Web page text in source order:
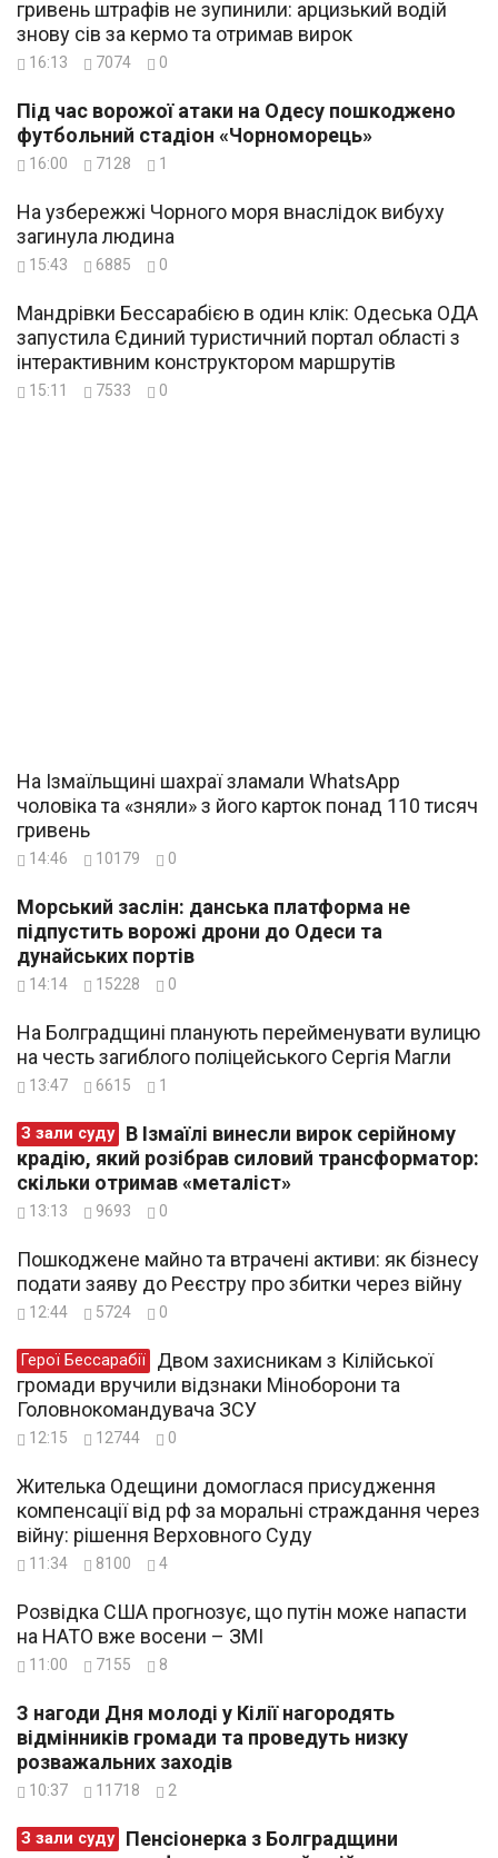
гривень штрафів не зупинили: арцизький водій
знову сів за кермо та отримав вирок
16:13 7074 0
Під час ворожої атаки на Одесу пошкоджено
футбольний стадіон «Чорноморець»
16:00 7128 1
На узбережжі Чорного моря внаслідок вибуху
загинула людина
15:43 6885 0
Мандрівки Бессарабією в один клік: Одеська ОДА
запустила Єдиний туристичний портал області з
інтерактивним конструктором маршрутів
15:11 7533 0
На Ізмаїльщині шахраї зламали WhatsApp
чоловіка та «зняли» з його карток понад 110 тисяч
гривень
14:46 10179 0
Морський заслін: данська платформа не
підпустить ворожі дрони до Одеси та
дунайських портів
14:14 15228 0
На Болградщині планують перейменувати вулицю
на честь загиблого поліцейського Сергія Магли
13:47 6615 1
З зали суду
крадію, який розібрав силовий трансформатор:
скільки отримав «металіст»
13:13 9693 0
Пошкоджене майно та втрачені активи: як бізнесу
подати заяву до Реєстру про збитки через війну
12:44 5724 0
Герої Бессарабії
громади вручили відзнаки Міноборони та
Головнокомандувача ЗСУ
12:15 12744 0
Жителька Одещини домоглася присудження
компенсації від рф за моральні страждання через
війну: рішення Верховного Суду
11:34 8100 4
Розвідка США прогнозує, що путін може напасти
на НАТО вже восени – ЗМІ
11:00 7155 8
З нагоди Дня молоді у Кілії нагородять
відмінників громади та проведуть низку
розважальних заходів
10:37 11718 2
З зали суду